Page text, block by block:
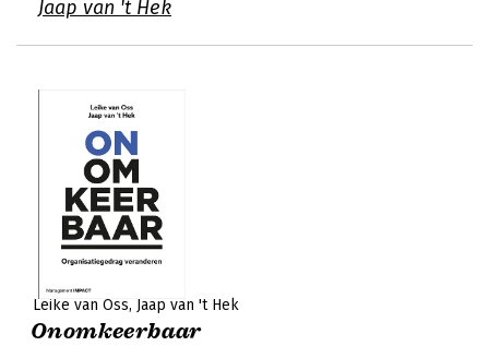
Jaap van 't Hek
Leike van Oss Jaap van 't Hek
Onomkeerbaar